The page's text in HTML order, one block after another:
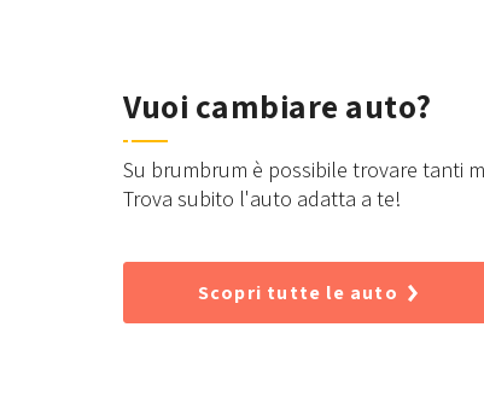
Vuoi cambiare auto?
Su brumbrum è possibile trovare tanti
Trova subito l'auto adatta a te!
Scopri tutte le auto